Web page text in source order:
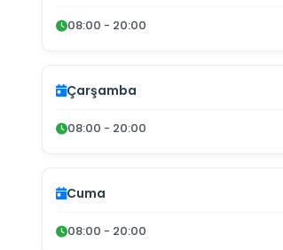
08:00 - 20:00
Çarşamba
08:00 - 20:00
Cuma
08:00 - 20:00